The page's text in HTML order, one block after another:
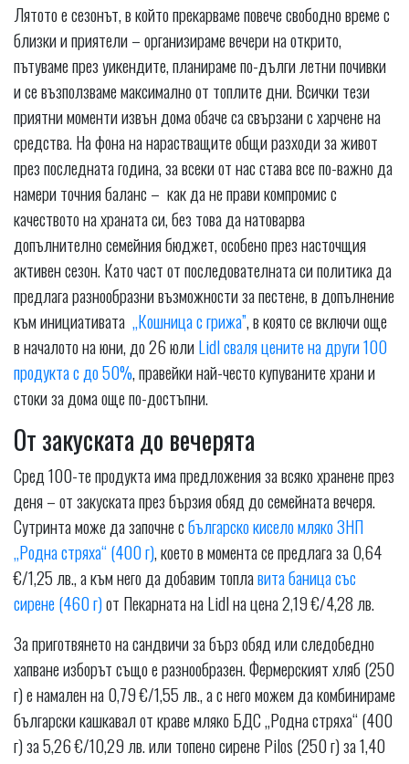
Лятото е сезонът, в който прекарваме повече свободно време с
близки и приятели – организираме вечери на открито,
пътуваме през уикендите, планираме по-дълги летни почивки
и се възползваме максимално от топлите дни. Всички тези
приятни моменти извън дома обаче са свързани с харчене на
средства. На фона на нарастващите общи разходи за живот
през последната година, за всеки от нас става все по-важно да
намери точния баланс – как да не прави компромис с
качеството на храната си, без това да натоварва
допълнително семейния бюджет, особено през насточщия
активен сезон. Като част от последователната си политика да
предлага разнообразни възможности за пестене, в допълнение
към инициативата „Кошница с грижа”, в която се включи още
в началото на юни, до 26 юлиLidl сваля цените на други 100
продукта с до 50%, правейки най-често купуваните храни и
стоки за дома още по-достъпни.
От закуската до вечерята
Сред 100-те продукта има предложения за всяко хранене през
деня – от закуската през бързия обяд до семейната вечеря.
Сутринта може да започне сбългарско кисело мляко ЗНП
„Родна стряха“ (400 г), което в момента се предлага за 0,64
€/1,25 лв., а към него да добавим топлавита баница със
сирене (460 г)от Пекарната на Lidl на цена 2,19 €/4,28 лв.
За приготвянето на сандвичи за бърз обяд или следобедно
хапване изборът също е разнообразен. Фермерският хляб (250
г) е намален на 0,79 €/1,55 лв., а с него можем да комбинираме
български кашкавал от краве мляко БДС „Родна стряха“ (400
г) за 5,26 €/10,29 лв. или топено сирене Pilos (250 г) за 1,40